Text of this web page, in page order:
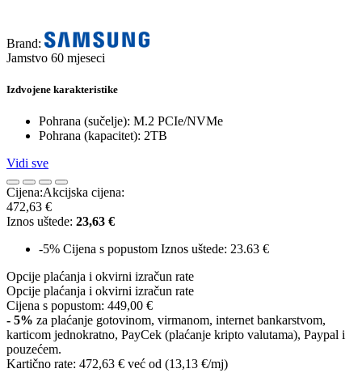
Brand:
Jamstvo 60 mjeseci
Izdvojene karakteristike
Pohrana (sučelje): M.2 PCIe/NVMe
Pohrana (kapacitet): 2TB
Vidi sve
Cijena:Akcijska cijena:
472,63 €
Iznos uštede: 23,63 €
-5% Cijena s popustom Iznos uštede: 23.63 €
Opcije plaćanja i okvirni izračun rate
Opcije plaćanja i okvirni izračun rate
Cijena s popustom: 449,00 €
- 5% za plaćanje gotovinom, virmanom, internet bankarstvom,
karticom jednokratno, PayCek (plaćanje kripto valutama), Paypal i
pouzećem.
Kartično rate: 472,63 € već od (13,13 €/mj)